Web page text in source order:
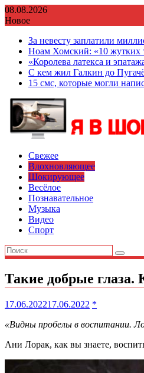
Перейти
к
08.08.2026
Новое
За невесту заплатили
Ноам Хомский: «10 жутких
«Королева латекса и
С кем жил Галкин до
15 смс, которые могли
Свежее
Вдохновляющее
Шокирующее
Весёлое
Познавательное
Музыка
Видео
Спорт
Такие добрые глаза.
17.06.202217.06.2022 *
«Видны пробелы в воспитании.
Ани Лорак, как вы знаете,